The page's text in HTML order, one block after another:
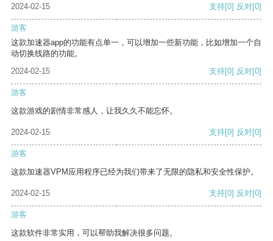
2024-02-15 支持[0] 反对[0]
游客
这款加速器app的功能有点单一，可以增加一些新功能，比如增加一个自
动切换线路的功能。
2024-02-15
支持[0] 反对[0]
游客
这款游戏的剧情非常感人，让我久久不能忘怀。
2024-02-15 支持[0] 反对[0]
游客
这款加速器VPM应用程序已经为我们带来了无限的隐私和安全性保护。
2024-02-15 支持[0] 反对[0]
游客
这款软件非常实用，可以帮助我解决很多问题。